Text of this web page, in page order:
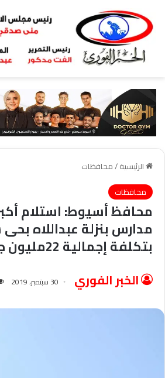
الرئيسية/محافظات
محافظات
محافظ أسيوط: استلام
مدارس بنزلة عبداللاه
بتكلفة إجمالية 22مليون جنيه
الخبر الفوري 30 سبتمبر، 2019